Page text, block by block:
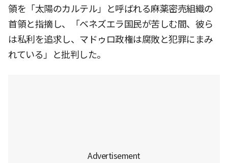
領を「太陽のカルテル」と呼ばれる麻薬密売組織の
首領と指摘し、「ベネズエラ国民が苦しむ間、彼ら
は私利を追求し、マドゥロ政権は腐敗と犯罪にまみ
れている」と批判した。